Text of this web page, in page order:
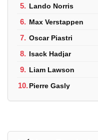
5. Lando Norris
6. Max Verstappen
7. Oscar Piastri
8. Isack Hadjar
9. Liam Lawson
10.Pierre Gasly